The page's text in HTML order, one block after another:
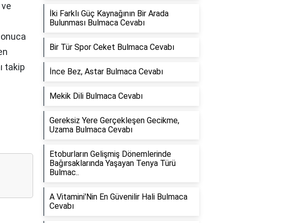
takip
İki Farklı Güç Kaynağının Bir Arada
Bulunması Bulmaca Cevabı
Bir Tür Spor Ceket Bulmaca Cevabı
İnce Bez, Astar Bulmaca Cevabı
Mekik Dili Bulmaca Cevabı
Gereksiz Yere Gerçekleşen Gecikme,
Uzama Bulmaca Cevabı
Etoburların Gelişmiş Dönemlerinde
Bağırsaklarında Yaşayan Tenya Türü
Bulmac..
A Vitamini'Nin En Güvenilir Hali Bulmaca
Cevabı